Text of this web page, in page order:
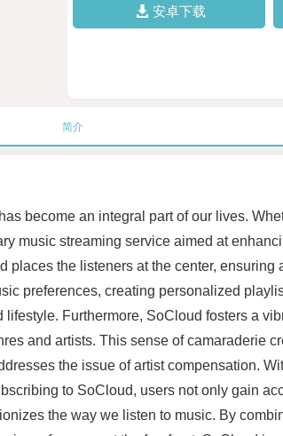
安卓下载
简介
become an integral part of our lives.
music streaming service aimed at
places the listeners at the center,
preferences, creating personalized
lifestyle. Furthermore, SoCloud fosters a
and artists. This sense of camaraderie
the issue of artist compensation.
to SoCloud, users not only gain
the way we listen to music. By